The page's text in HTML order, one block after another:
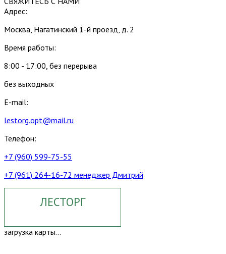
Адрес:
Москва, Нагатинский 1-й проезд, д. 2
Время работы:
8:00 - 17:00, без перерыва
без выходных
E-mail:
lestorg.opt@mail.ru
Телефон:
+7 (960) 599-75-55
+7 (961) 264-16-72 менеджер Дмитрий
ЛЕСТОРГ
загрузка карты...